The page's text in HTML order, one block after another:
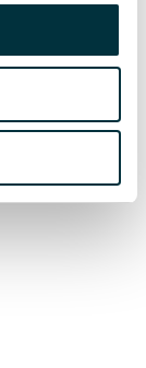
wichtig?